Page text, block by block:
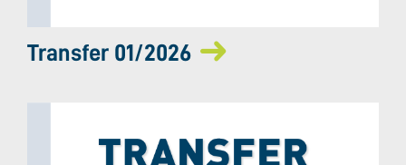
Transfer 01/2026